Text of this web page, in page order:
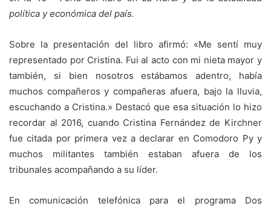
política y económica del país.
Sobre la presentación del libro afirmó: «Me sentí muy
representado por Cristina. Fui al acto con mi nieta mayor y
también, si bien nosotros estábamos adentro, había
muchos compañeros y compañeras afuera, bajo la lluvia,
escuchando a Cristina.» Destacó que esa situación lo hizo
recordar al 2016, cuando Cristina Fernández de Kirchner
fue citada por primera vez a declarar en Comodoro Py y
muchos militantes también estaban afuera de los
tribunales acompañando a su líder.
En comunicación telefónica para el programa Dos